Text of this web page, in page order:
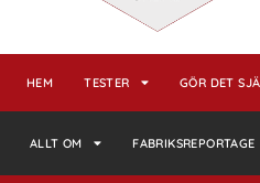
HEM TESTER GÖR DET
ALLT OM FABRIKSREPORTAGE